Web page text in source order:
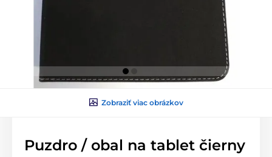
Zobraziť viac obrázkov
Puzdro / obal na tablet čierny